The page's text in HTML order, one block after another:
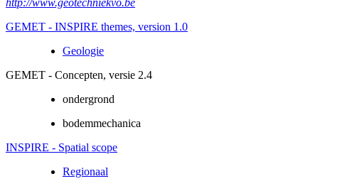
GEMET - INSPIRE themes, version 1.0
Geologie
GEMET - Concepten, versie 2.4
ondergrond
bodemmechanica
INSPIRE - Spatial scope
Regionaal